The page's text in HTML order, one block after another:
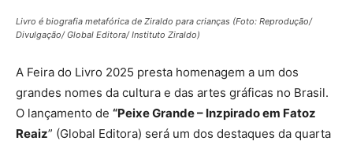
Livro é biografia metafórica de Ziraldo para crianças (Foto: Reprodução/
Divulgação/ Global Editora/ Instituto Ziraldo)
A Feira do Livro 2025 presta homenagem a um dos
grandes nomes da cultura e das artes gráficas no Brasil.
O lançamento de “Peixe Grande – Inzpirado em Fatoz
Reaiz” (Global Editora) será um dos destaques da quarta